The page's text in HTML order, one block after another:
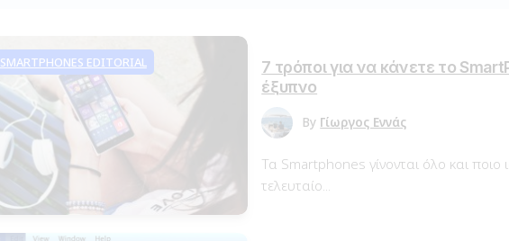
SMARTPHONES EDITORIAL
7 τρόποι για να κάνετε το
έξυπνο
By Γίωργος Εννάς
Τα Smartphones γίνονται όλο και ποιο
τελευταίο...